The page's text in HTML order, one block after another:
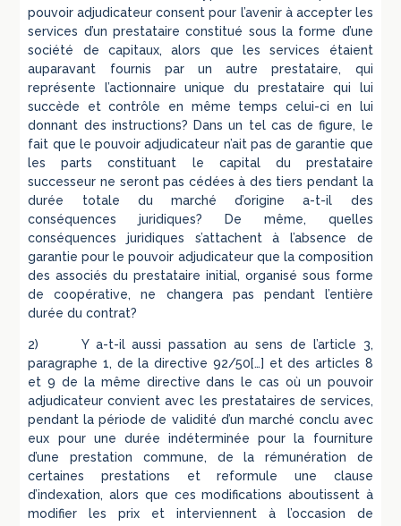
pouvoir adjudicateur consent pour l’avenir à accepter les
services d’un prestataire constitué sous la forme d’une
société de capitaux, alors que les services étaient
auparavant fournis par un autre prestataire, qui
représente l’actionnaire unique du prestataire qui lui
succède et contrôle en même temps celui-ci en lui
donnant des instructions? Dans un tel cas de figure, le
fait que le pouvoir adjudicateur n’ait pas de garantie que
les parts constituant le capital du prestataire
successeur ne seront pas cédées à des tiers pendant la
durée totale du marché d’origine a-t-il des
conséquences juridiques? De même, quelles
conséquences juridiques s’attachent à l’absence de
garantie pour le pouvoir adjudicateur que la composition
des associés du prestataire initial, organisé sous forme
de coopérative, ne changera pas pendant l’entière
durée du contrat?
2) Y a-t-il aussi passation au sens de l’article 3,
paragraphe 1, de la directive 92/50[…] et des articles 8
et 9 de la même directive dans le cas où un pouvoir
adjudicateur convient avec les prestataires de services,
pendant la période de validité d’un marché conclu avec
eux pour une durée indéterminée pour la fourniture
d’une prestation commune, de la rémunération de
certaines prestations et reformule une clause
d’indexation, alors que ces modifications aboutissent à
modifier les prix et interviennent à l’occasion de